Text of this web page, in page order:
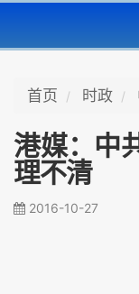
首页 时政
港媒：中
理不清
2016-10-27